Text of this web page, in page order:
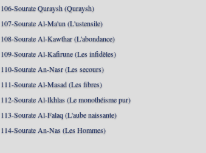
106-Sourate Quraysh (Quraysh)
107-Sourate Al-Ma'un (L'ustensile)
108-Sourate Al-Kawthar (L'abondance)
109-Sourate Al-Kafirune (Les infidèles)
110-Sourate An-Nasr (Les secours)
111-Sourate Al-Masad (Les fibres)
112-Sourate Al-Ikhlas (Le monothéisme pur)
113-Sourate Al-Falaq (L'aube naissante)
114-Sourate An-Nas (Les Hommes)